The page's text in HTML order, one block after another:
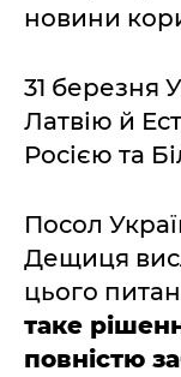
новини
31 березня
Латвію й
Росією та
Посол
Дещиця
цього
таке
повністю